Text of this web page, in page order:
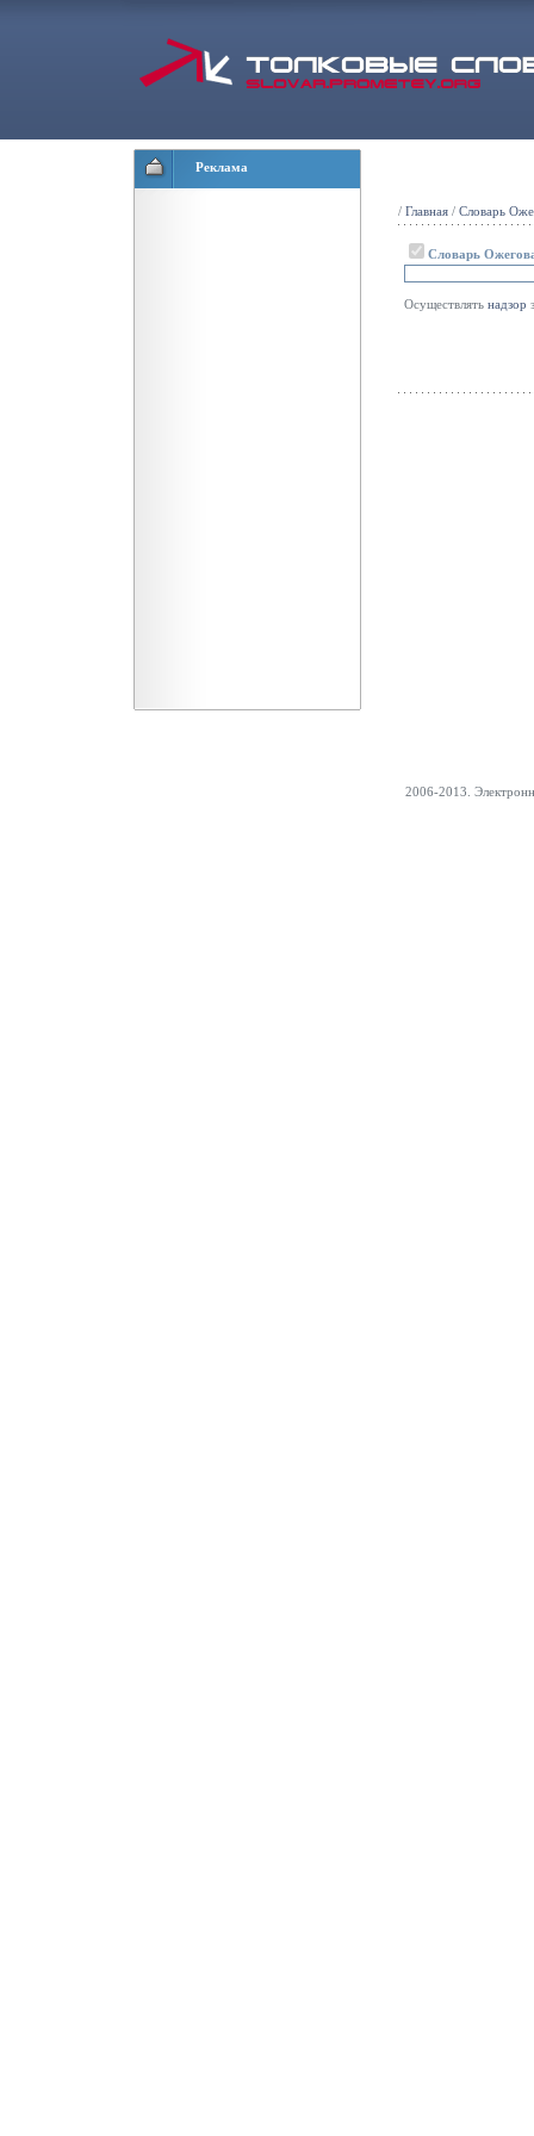
Реклама
/ Главная / Словарь
Словарь
Осуществлять надзор
2006-2013.